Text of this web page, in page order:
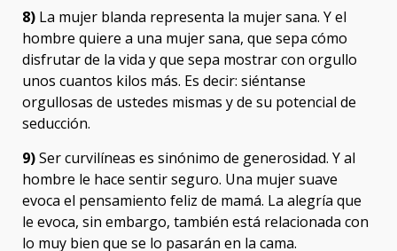
8) La mujer blanda representa la mujer sana. Y el
hombre quiere a una mujer sana, que sepa cómo
disfrutar de la vida y que sepa mostrar con orgullo
unos cuantos kilos más. Es decir: siéntanse
orgullosas de ustedes mismas y de su potencial de
seducción.
9)Ser curvilíneas es sinónimo de generosidad. Y al
hombre le hace sentir seguro. Una mujer suave
evoca el pensamiento feliz de mamá. La alegría que
le evoca, sin embargo, también está relacionada con
lo muy bien que se lo pasarán en la cama.